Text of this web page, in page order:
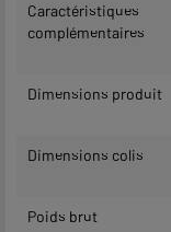
Caractéristiques
complémentaires
Dimensions produit
Dimensions colis
Poids brut